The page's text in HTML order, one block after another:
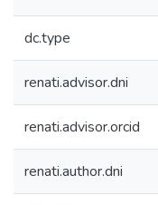
dc.type
renati.advisor.dni
renati.advisor.orcid
renati.author.dni